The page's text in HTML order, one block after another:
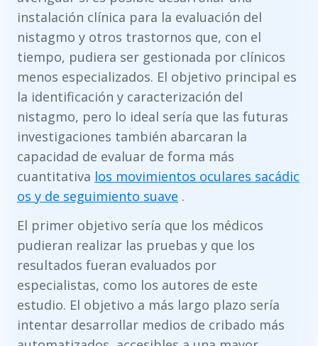
instalación clínica para la evaluación del
nistagmo y otros trastornos que, con el
tiempo, pudiera ser gestionada por clínicos
menos especializados. El objetivo principal es
la identificación y caracterización del
nistagmo, pero lo ideal sería que las futuras
investigaciones también abarcaran la
capacidad de evaluar de forma más
cuantitativa los movimientos oculares sacádic
os y de seguimiento suave .
El primer objetivo sería que los médicos
pudieran realizar las pruebas y que los
resultados fueran evaluados por
especialistas, como los autores de este
estudio. El objetivo a más largo plazo sería
intentar desarrollar medios de cribado más